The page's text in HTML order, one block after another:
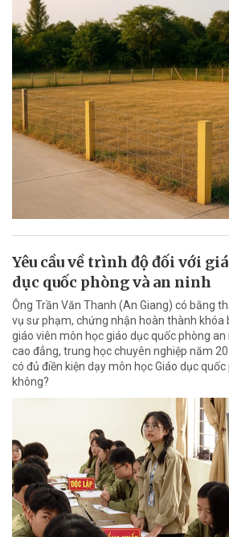
Yêu cầu về trình độ đối với
dục quốc phòng và an ninh
Ông Trần Văn Thanh (An Giang) có bằng
vụ sư phạm, chứng nhận hoàn thành khóa
giáo viên môn học giáo dục quốc phòng
cao đẳng, trung học chuyên nghiệp năm
có đủ điền kiện dạy môn học Giáo dục
không?